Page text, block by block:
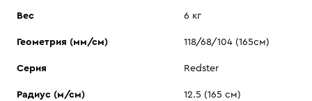
Вес 6 кг
Геометрия (мм/см) 118/68/104 (165см)
Серия Redster
Радиус (м/см) 12.5 (165 см)